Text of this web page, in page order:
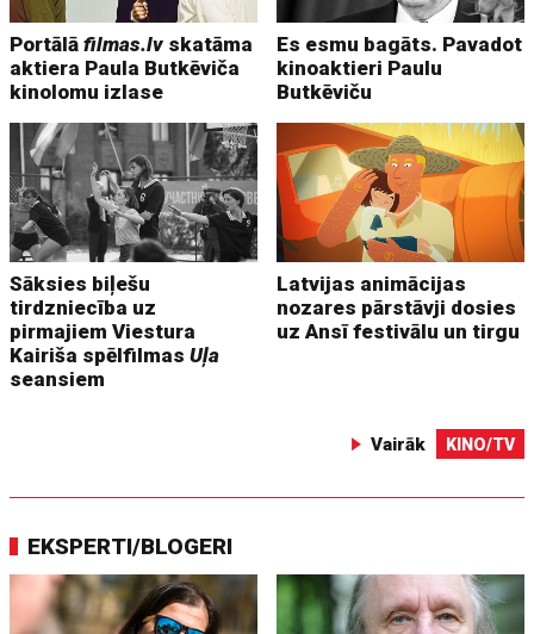
Portālāfilmas.lv skatāma
aktiera Paula Butkēviča
kinolomu izlase
Es esmu bagāts. Pavadot
kinoaktieri Paulu
Butkēviču
Sāksies biļešu
tirdzniecība uz
pirmajiem Viestura
Kairiša spēlfilmasUļa
seansiem
Latvijas animācijas
nozares pārstāvji dosies
uz Ansī festivālu un tirgu
Vairāk KINO/TV
EKSPERTI/BLOGERI